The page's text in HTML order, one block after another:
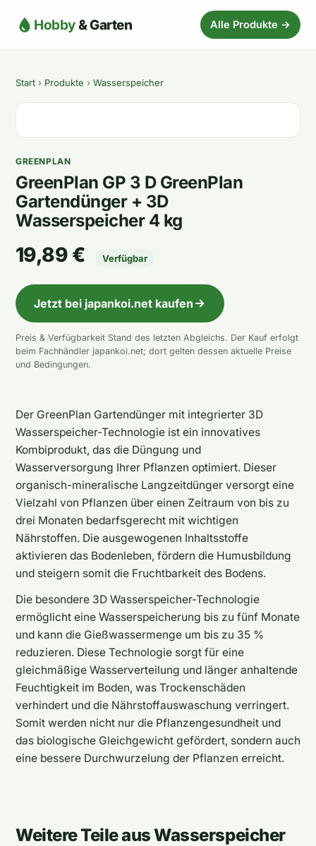
Hobby& Garten Alle Produkte →
Start › Produkte › Wasserspeicher
GREENPLAN
GreenPlan GP 3 D GreenPlan
Gartendünger + 3D
Wasserspeicher 4 kg
19,89 € Verfügbar
Jetzt bei japankoi.net kaufen
Preis & Verfügbarkeit Stand des letzten Abgleichs. Der Kauf erfolgt
beim Fachhändler japankoi.net; dort gelten dessen aktuelle Preise
und Bedingungen.
Der GreenPlan Gartendünger mit integrierter 3D
Wasserspeicher-Technologie ist ein innovatives
Kombiprodukt, das die Düngung und
Wasserversorgung Ihrer Pflanzen optimiert. Dieser
organisch-mineralische Langzeitdünger versorgt eine
Vielzahl von Pflanzen über einen Zeitraum von bis zu
drei Monaten bedarfsgerecht mit wichtigen
Nährstoffen. Die ausgewogenen Inhaltsstoffe
aktivieren das Bodenleben, fördern die Humusbildung
und steigern somit die Fruchtbarkeit des Bodens.
Die besondere 3D Wasserspeicher-Technologie
ermöglicht eine Wasserspeicherung bis zu fünf Monate
und kann die Gießwassermenge um bis zu 35 %
reduzieren. Diese Technologie sorgt für eine
gleichmäßige Wasserverteilung und länger anhaltende
Feuchtigkeit im Boden, was Trockenschäden
verhindert und die Nährstoffauswaschung verringert.
Somit werden nicht nur die Pflanzengesundheit und
das biologische Gleichgewicht gefördert, sondern auch
eine bessere Durchwurzelung der Pflanzen erreicht.
Weitere Teile aus Wasserspeicher